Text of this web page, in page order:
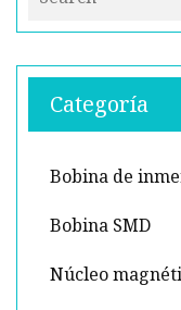
Categoría
Bobina de
Bobina SMD
Núcleo